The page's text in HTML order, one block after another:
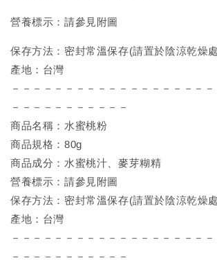
營養標示：請參見附圖
保存方法：密封常溫保存(請置於陰涼乾燥
產地：台灣
－－－－－－－－－－－－－－－－－－
－－－－－－－－－－－
商品名稱：水蜜桃粉
商品規格：80g
商品成分：水蜜桃汁、麥芽糊精
營養標示：請參見附圖
保存方法：密封常溫保存(請置於陰涼乾燥
產地：台灣
－－－－－－－－－－－－－－－－－－
－－－－－－－－－－－